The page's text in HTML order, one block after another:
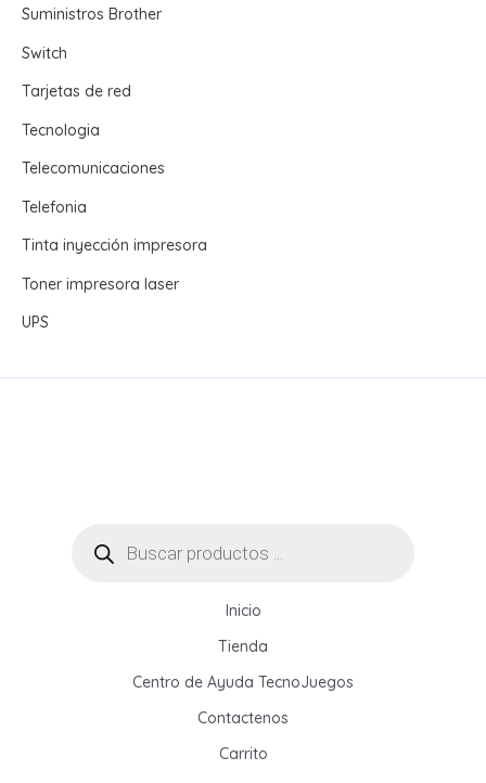
Suministros Brother
Switch
Tarjetas de red
Tecnologia
Telecomunicaciones
Telefonia
Tinta inyección impresora
Toner impresora laser
UPS
productos
Inicio
Tienda
Centro de Ayuda TecnoJuegos
Contactenos
Carrito